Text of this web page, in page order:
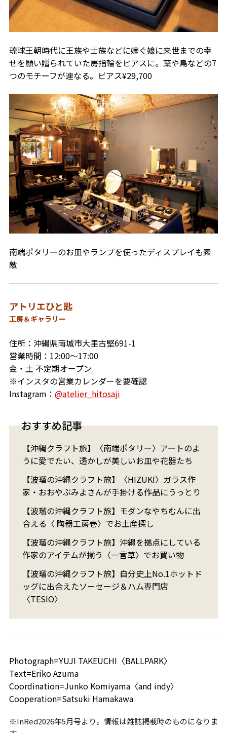
琉球王朝時代に王族や士族などに嫁ぐ娘に来世までの幸
せを願い贈られていた房指輪をピアスに。葉や鳥などの7
つのモチーフが連なる。ピアス¥29,700
南端ポタリーのお皿やランプを使ったディスプレイも素
敵
アトリエひと匙
工房＆ギャラリー
住所：沖縄県南城市大里古堅691-1
営業時間：12:00～17:00
金・土 不定期オープン
※インスタの営業カレンダーを要確認
Instagram： @atelier_hitosaji
おすすめ記事
【沖縄クラフト旅】〈南端ポタリー〉アートのよ
うに愛でたい、透かしが美しいお皿や花器たち
【波瑠の沖縄クラフト旅】〈HIZUKI〉ガラス作
家・おおやぶみよさんが手掛ける作品にうっとり
【波瑠の沖縄クラフト旅】モダンなやちむんに出
合える〈 陶器工房壱〉でお土産探し
【波瑠の沖縄クラフト旅】沖縄を拠点にしている
作家のアイテムが揃う〈一言草〉でお買い物
【波瑠の沖縄クラフト旅】自分史上No.1ホットド
ッグに出合えたソーセージ＆ハム専門店
〈TESIO〉
Photograph=YUJI TAKEUCHI〈BALLPARK〉
Text=Eriko Azuma
Coordination=Junko Komiyama〈and indy〉
Cooperation=Satsuki Hamakawa
※InRed2026年5月号より。情報は雑誌掲載時のものになりま